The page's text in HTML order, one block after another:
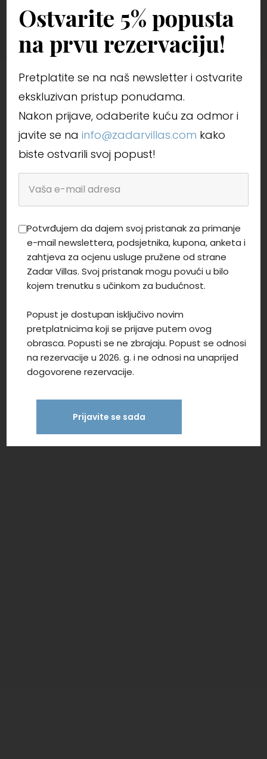
Ostvarite 5% popusta
na prvu rezervaciju!
Pretplatite se na naš newsletter i ostvarite
ekskluzivan pristup ponudama.
Nakon prijave, odaberite kuću za odmor i
javite se nainfo@zadarvillas.com kako
biste ostvarili svoj popust!
Potvrđujem da dajem svoj pristanak za primanje
e-mail newslettera, podsjetnika, kupona, anketa i
zahtjeva za ocjenu usluge pružene od strane
Zadar Villas. Svoj pristanak mogu povući u bilo
kojem trenutku s učinkom za budućnost.
Popust je dostupan isključivo novim
pretplatnicima koji se prijave putem ovog
obrasca. Popusti se ne zbrajaju. Popust se odnosi
na rezervacije u 2026. g. i ne odnosi na unaprijed
dogovorene rezervacije.
Prijavite se sada